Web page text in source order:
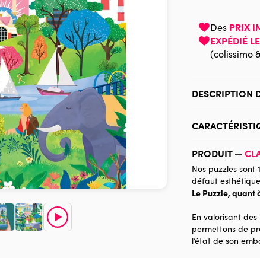
Des PRIX
EXPÉDIÉ
(colissimo
DESCRIPTION
Heln.illustration
Marque
Catégorie
Age
Provenance
Nombre de
Dimensions
PRODUIT —
Nos puzzles
défaut
Le Puzzle,
En valorisant
permettons de
l’état de son